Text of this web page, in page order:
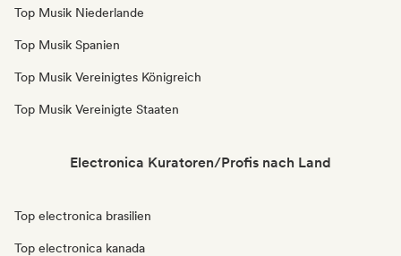
Top Musik Niederlande
Top Musik Spanien
Top Musik Vereinigtes Königreich
Top Musik Vereinigte Staaten
Electronica Kuratoren/Profis nach Land
Top electronica brasilien
Top electronica kanada